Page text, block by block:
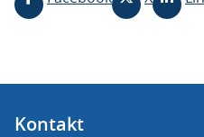
Kontakt